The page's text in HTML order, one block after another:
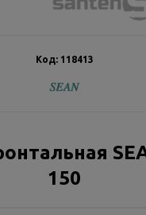
Код: 118413
150